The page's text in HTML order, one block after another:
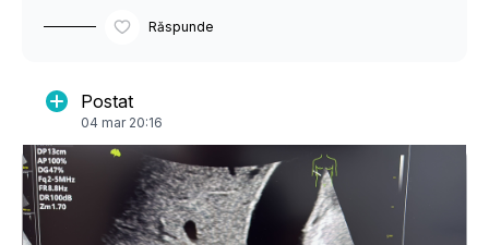
Răspunde
Postat
04 mar 20:16